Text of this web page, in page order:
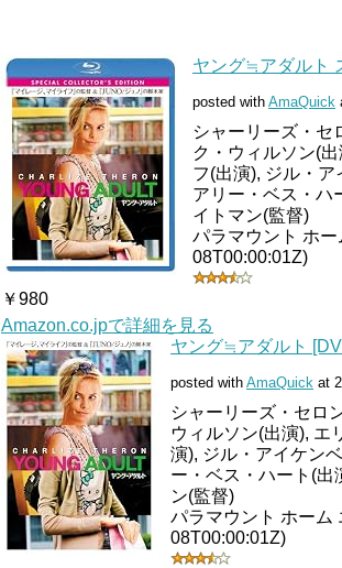
ヤング≒アダルト
posted with AmaQuick
シャーリーズ・セ
ク・ウィルソン(
フ(出演), ジル・ア
アリー・ベス・ハ
イトマン(監督)
パラマウント ホ
08T00:00:01Z)
￥980
Amazon.co.jpで詳細を見る
ヤング≒アダルト
posted with AmaQuick at
シャーリーズ・セロ
ウィルソン(出演), エ
演), ジル・アイケン
ー・ベス・ハート(出
ン(監督)
パラマウント ホーム
08T00:00:01Z)